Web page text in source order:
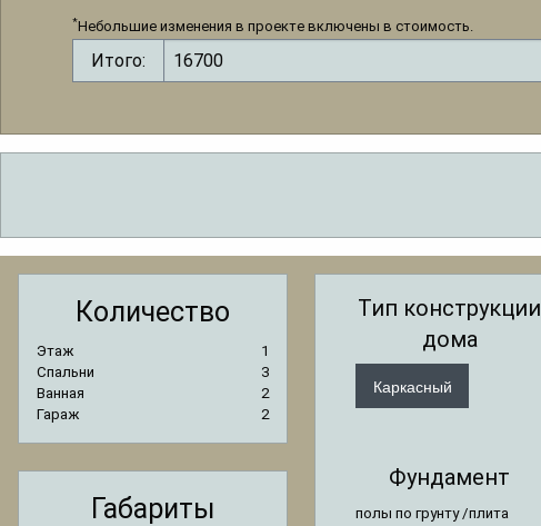
*Небольшие изменения в проекте включены в стоимость.
Итого:
Количество
Этаж
1
Спальни
3
Ванная
2
Гараж
2
Габариты
Тип конструкции
дома
Каркасный
Фундамент
полы по грунту /плита